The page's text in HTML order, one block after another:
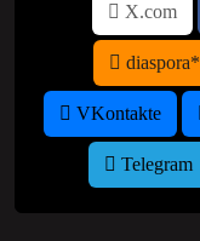
X.com
diaspora*
VKontakte
Telegram